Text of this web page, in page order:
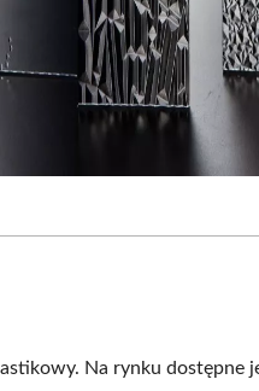
Na rynku dostępne